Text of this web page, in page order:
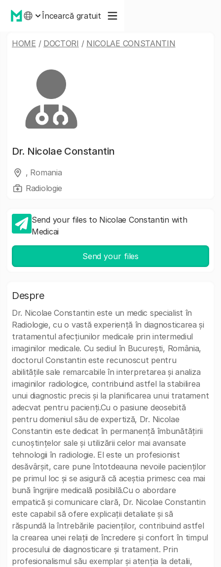
Încearcă gratuit
HOME / DOCTORI / NICOLAE CONSTANTIN
Dr. Nicolae Constantin
, Romania
Radiologie
Send your files to Nicolae Constantin with
Medicai
Send your files
Despre
Dr. Nicolae Constantin este un medic specialist în
Radiologie, cu o vastă experiență în diagnosticarea și
tratamentul afecțiunilor medicale prin intermediul
imaginilor medicale. Cu sediul în București, România,
doctorul Constantin este recunoscut pentru
abilitățile sale remarcabile în interpretarea și analiza
imaginilor radiologice, contribuind astfel la stabilirea
unui diagnostic precis și la planificarea unui tratament
adecvat pentru pacienți.Cu o pasiune deosebită
pentru domeniul său de expertiză, Dr. Nicolae
Constantin este dedicat în permanență îmbunătățirii
cunoștințelor sale și utilizării celor mai avansate
tehnologii în radiologie. El este un profesionist
desăvârșit, care pune întotdeauna nevoile pacienților
pe primul loc și se asigură că aceștia primesc cea mai
bună îngrijire medicală posibilă.Cu o abordare
empatică și comunicare clară, Dr. Nicolae Constantin
este capabil să ofere explicații detaliate și să
răspundă la întrebările pacienților, contribuind astfel
la crearea unei relații de încredere și confort în timpul
procesului de diagnosticare și tratament. Prin
profesionalismul său exemplar și atenția la detalii,